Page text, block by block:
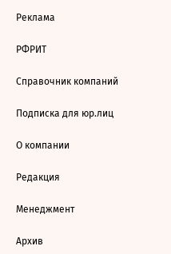
Реклама
РФРИТ
Справочник компаний
Подписка для юр.лиц
О компании
Редакция
Менеджмент
Архив